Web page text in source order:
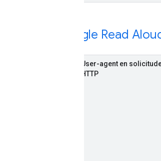
Google Read
User-agent en
HTTP